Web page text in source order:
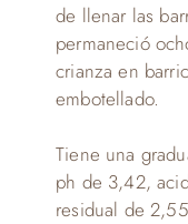
de llenar las
permaneció
crianza en
embotellado.
Tiene una
ph de 3,42,
residual de